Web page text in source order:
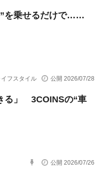
”を乗せるだけで……
イフスタイル 公開 2026/07/28
る」 3COINSの“車
公開 2026/07/26